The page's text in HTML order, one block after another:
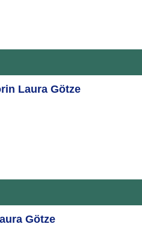
Laura Götze
Götze